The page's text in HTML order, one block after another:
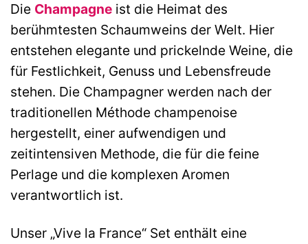
Die Champagne ist die Heimat des
berühmtesten Schaumweins der Welt. Hier
entstehen elegante und prickelnde Weine, die
für Festlichkeit, Genuss und Lebensfreude
stehen. Die Champagner werden nach der
traditionellen Méthode champenoise
hergestellt, einer aufwendigen und
zeitintensiven Methode, die für die feine
Perlage und die komplexen Aromen
verantwortlich ist.
Unser „Vive la France“ Set enthält eine